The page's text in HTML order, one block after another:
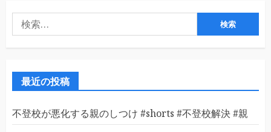
索:
最近の投稿
不登校が悪化する親のしつけ #shorts #不登校解決 #親